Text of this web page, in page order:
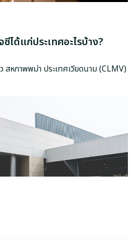
ได้แก่ประเทศอะไรบ้าง?
สหภาพพม่า ประเทศเวียดนาม (CLMV)